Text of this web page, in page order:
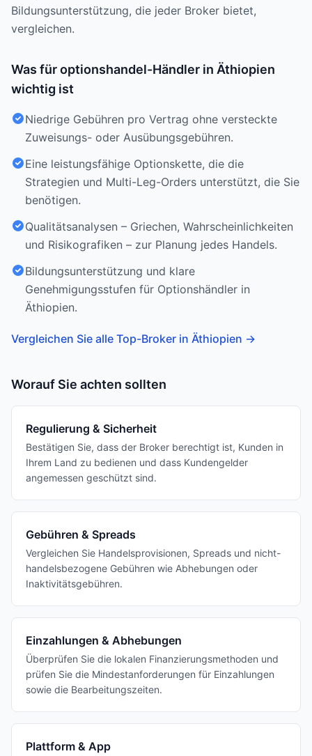
Bildungsunterstützung, die jeder Broker bietet,
vergleichen.
Was für optionshandel-Händler in Äthiopien
wichtig ist
Niedrige Gebühren pro Vertrag ohne versteckte
Zuweisungs- oder Ausübungsgebühren.
Eine leistungsfähige Optionskette, die die
Strategien und Multi-Leg-Orders unterstützt, die Sie
benötigen.
Qualitätsanalysen – Griechen, Wahrscheinlichkeiten
und Risikografiken – zur Planung jedes Handels.
Bildungsunterstützung und klare
Genehmigungsstufen für Optionshändler in
Äthiopien.
Vergleichen Sie alle Top-Broker in Äthiopien →
Worauf Sie achten sollten
Regulierung & Sicherheit
Bestätigen Sie, dass der Broker berechtigt ist, Kunden in
Ihrem Land zu bedienen und dass Kundengelder
angemessen geschützt sind.
Gebühren & Spreads
Vergleichen Sie Handelsprovisionen, Spreads und nicht-
handelsbezogene Gebühren wie Abhebungen oder
Inaktivitätsgebühren.
Einzahlungen & Abhebungen
Überprüfen Sie die lokalen Finanzierungsmethoden und
prüfen Sie die Mindestanforderungen für Einzahlungen
sowie die Bearbeitungszeiten.
Plattform & App